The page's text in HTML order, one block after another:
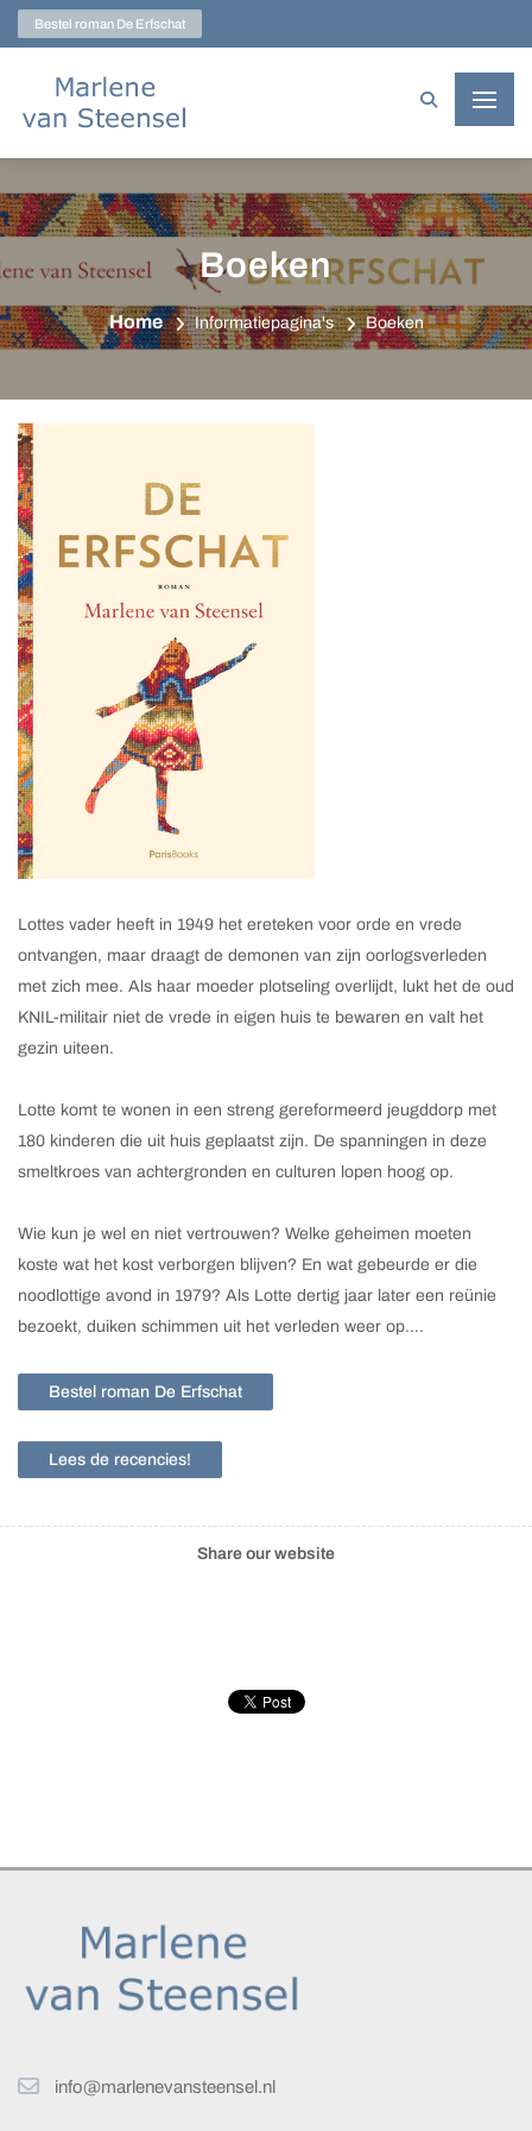
Bestel roman De Erfschat
Boeken
Home Informatiepagina's Boeken
Lottes vader heeft in 1949 het ereteken voor orde en vrede
ontvangen, maar draagt de demonen van zijn oorlogsverleden
met zich mee. Als haar moeder plotseling overlijdt, lukt het de oud
KNIL-militair niet de vrede in eigen huis te bewaren en valt het
gezin uiteen.
Lotte komt te wonen in een streng gereformeerd jeugddorp met
180 kinderen die uit huis geplaatst zijn. De spanningen in deze
smeltkroes van achtergronden en culturen lopen hoog op.
Wie kun je wel en niet vertrouwen? Welke geheimen moeten
koste wat het kost verborgen blijven? En wat gebeurde er die
noodlottige avond in 1979? Als Lotte dertig jaar later een reünie
bezoekt, duiken schimmen uit het verleden weer op….
Bestel roman De Erfschat
Lees de recencies!
Share our website
info@marlenevansteensel.nl